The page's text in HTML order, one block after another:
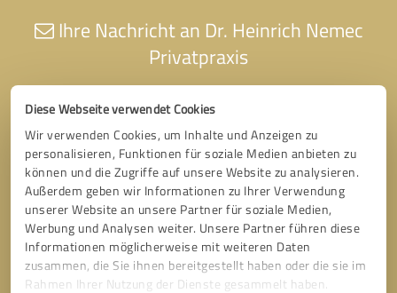
Diese Webseite verwendet Cookies
Wir verwenden Cookies, um Inhalte und Anzeigen zu
personalisieren, Funktionen für soziale Medien anbieten zu
können und die Zugriffe auf unsere Website zu analysieren.
Außerdem geben wir Informationen zu Ihrer Verwendung
unserer Website an unsere Partner für soziale Medien,
Werbung und Analysen weiter. Unsere Partner führen diese
Informationen möglicherweise mit weiteren Daten
zusammen, die Sie ihnen bereitgestellt haben oder die sie im
Rahmen Ihrer Nutzung der Dienste gesammelt haben.
Ihre Nachricht an Dr. Heinrich Nemec
Privatpraxis